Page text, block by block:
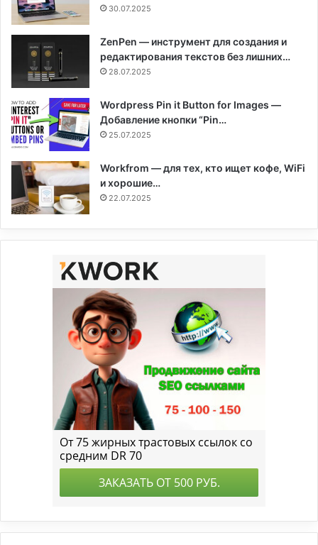
30.07.2025
ZenPen — инструмент для создания и
редактирования текстов без лишних…
28.07.2025
Wordpress Pin it Button for Images —
Добавление кнопки “Pin…
25.07.2025
Workfrom — для тех, кто ищет кофе, WiFi
и хорошие…
22.07.2025